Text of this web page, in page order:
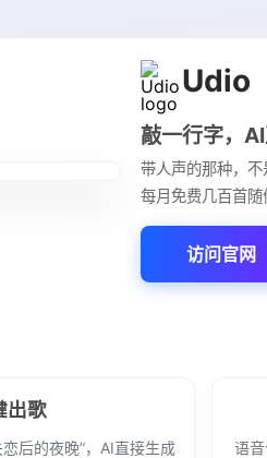
Udio
敲一行字，
带人声的那种，不
每月免费几百首随
访问官网
出歌
后的夜晚”，AI直接生成
语